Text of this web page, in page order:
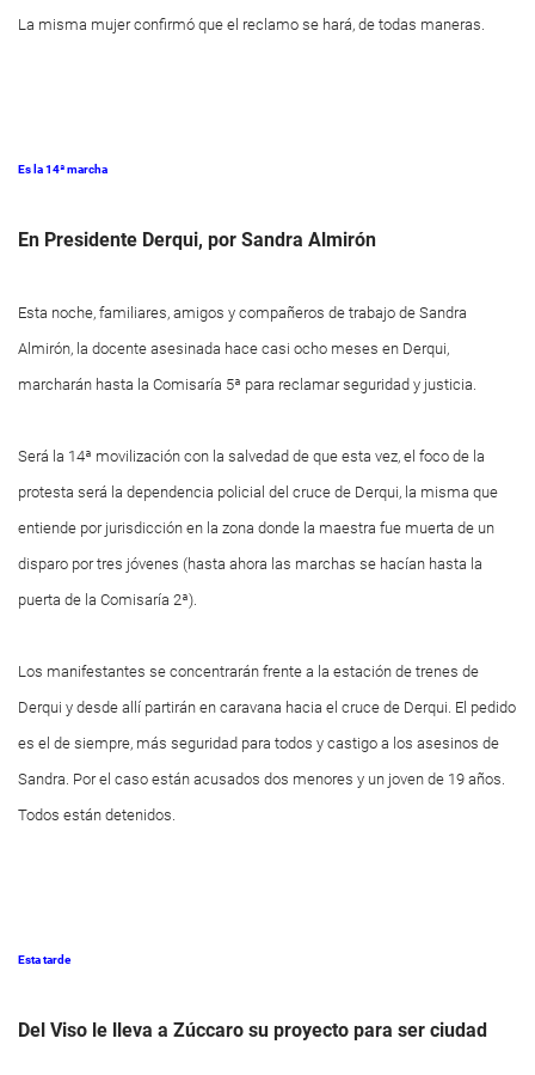
La misma mujer confirmó que el reclamo se hará, de todas maneras.
Es la 14ª marcha
En Presidente Derqui, por Sandra Almirón
Esta noche, familiares, amigos y compañeros de trabajo de Sandra
Almirón, la docente asesinada hace casi ocho meses en Derqui,
marcharán hasta la Comisaría 5ª para reclamar seguridad y justicia.
Será la 14ª movilización con la salvedad de que esta vez, el foco de la
protesta será la dependencia policial del cruce de Derqui, la misma que
entiende por jurisdicción en la zona donde la maestra fue muerta de un
disparo por tres jóvenes (hasta ahora las marchas se hacían hasta la
puerta de la Comisaría 2ª).
Los manifestantes se concentrarán frente a la estación de trenes de
Derqui y desde allí partirán en caravana hacia el cruce de Derqui. El pedido
es el de siempre, más seguridad para todos y castigo a los asesinos de
Sandra. Por el caso están acusados dos menores y un joven de 19 años.
Todos están detenidos.
Esta tarde
Del Viso le lleva a Zúccaro su proyecto para ser ciudad